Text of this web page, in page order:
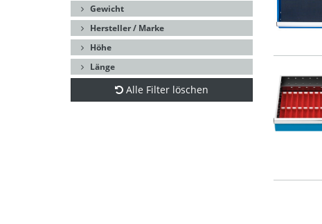
Gewicht
Hersteller / Marke
Höhe
Länge
Alle Filter löschen